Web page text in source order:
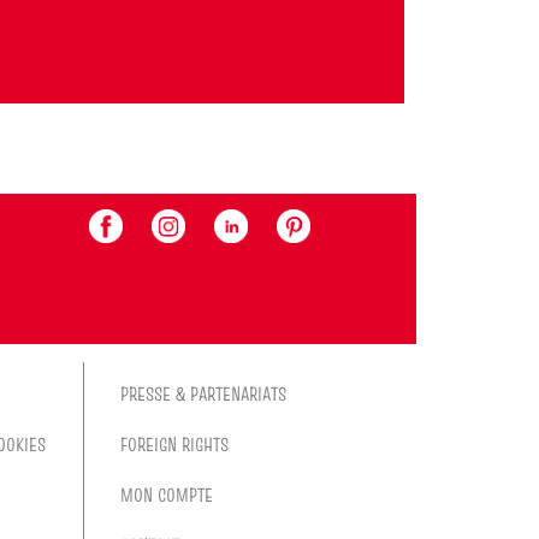
PRESSE & PARTENARIATS
FOREIGN RIGHTS
MON COMPTE